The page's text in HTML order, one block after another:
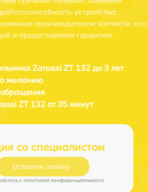
устройства.
производителем запчасти,
и предоставляем гарантию.
Zanussi ZT 132 до 3 лет
желанию
ZT 132 от 35 минут
со специалистом
Оставить заявку
c политикой конфиденциальности